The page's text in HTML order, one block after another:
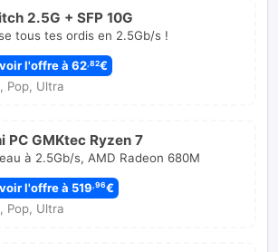
2.5G + SFP 10G
tous tes ordis en 2.5Gb/s !
l'offre à 62,82€
Pop, Ultra
PC GMKtec Ryzen 7
à 2.5Gb/s, AMD Radeon 680M
l'offre à 519 ,96€
Pop, Ultra